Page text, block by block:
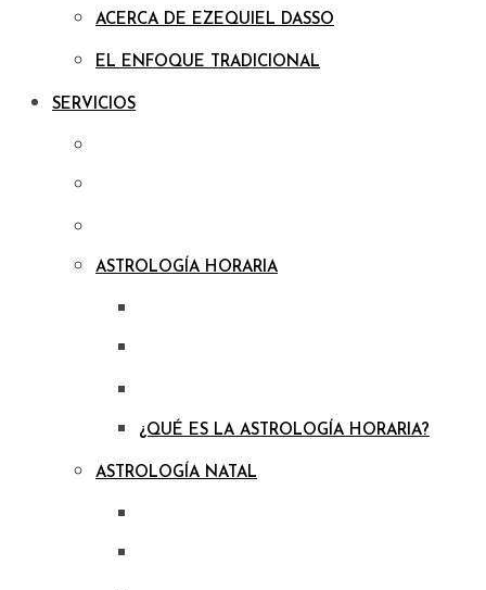
ACERCA DE EZEQUIEL DASSO
EL ENFOQUE TRADICIONAL
SERVICIOS
ASTROLOGÍA HORARIA
¿QUÉ ES LA ASTROLOGÍA HORARIA?
ASTROLOGÍA NATAL